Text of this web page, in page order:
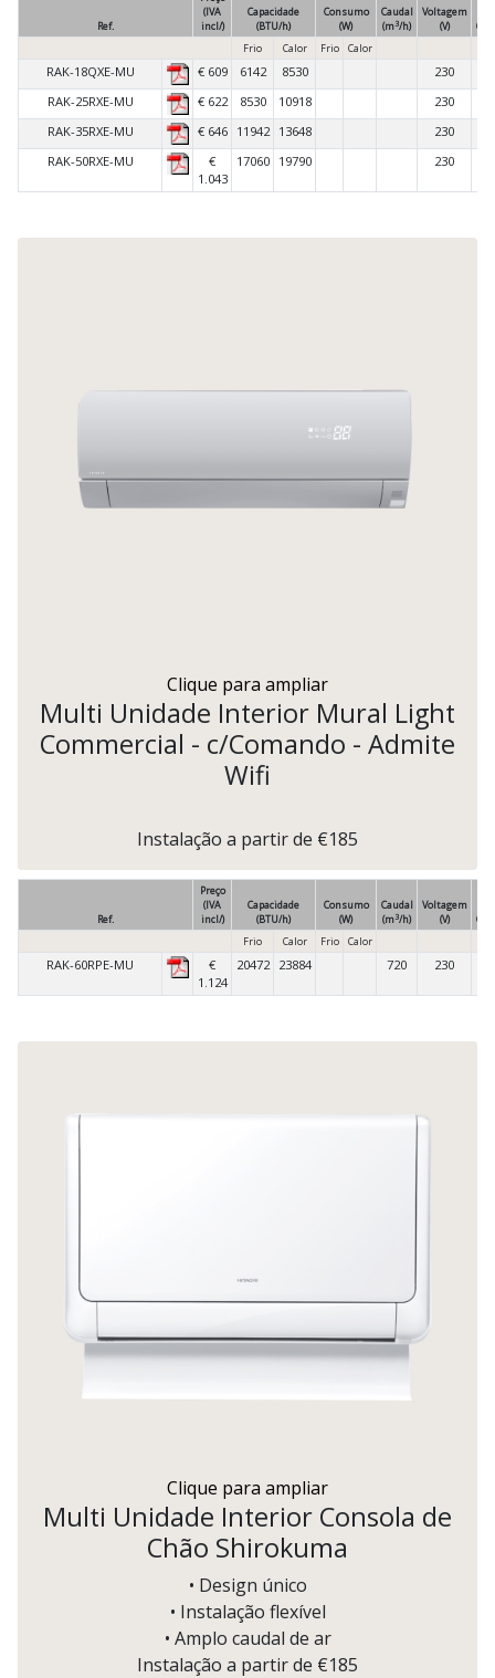
Ref.
(IVA
incl/)
Capacidade
(BTU/h)
Consumo
(W)
Caudal
(m3/h)
Voltagem
(V)
Frio
Calor Frio Calor
RAK-18QXE-MU € 609 6142 8530 230
RAK-25RXE-MU
€ 622 8530 10918 230
RAK-35RXE-MU
€ 646 11942 13648 230
RAK-50RXE-MU
€
1.043
17060 19790 230
Clique para ampliar
Multi Unidade Interior Mural Light
Commercial - c/Comando - Admite
Wifi
Instalação a partir de €185
Ref.
Preço
(IVA
incl/)
Capacidade
(BTU/h)
Consumo
(W)
Caudal
(m3/h)
Voltagem
(V)
Frio
Calor Frio Calor
RAK-60RPE-MU
€
1.124
20472 23884 720 230
Clique para ampliar
Multi Unidade Interior Consola de
Chão Shirokuma
• Design único
• Instalação flexível
• Amplo caudal de ar
Instalação a partir de €185